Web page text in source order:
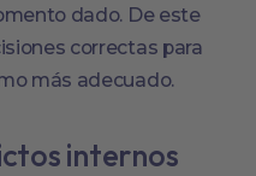
dado. De este
correctas para
más adecuado.
internos